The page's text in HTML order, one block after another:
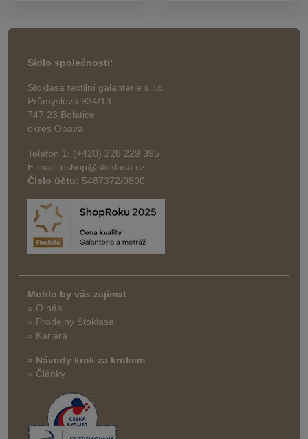
Sídlo společnosti:
Stoklasa textilní galanterie s.r.o.
Průmyslová 934/13
747 23 Bolatice
okres Opava
Telefon 1: (+420) 228 229 395
E-mail: eshop@stoklasa.cz
Číslo účtu: 5487372/0800
Mohlo by vás zajímat
» O nás
» Prodejny Stoklasa
» Kariéra
» Návody krok za krokem
» Články